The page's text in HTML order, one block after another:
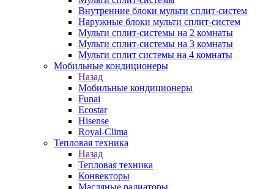
Внутренние блоки мульти сплит-систем
Наружные блоки мульти сплит-систем
Мульти сплит-системы на 2 комнаты
Мульти сплит-системы на 3 комнаты
Мульти сплит системы на 4 комнаты
Мобильные кондиционеры
Назад
Мобильные кондиционеры
Funai
Ecostar
Hisense
Royal-Clima
Тепловая техника
Назад
Тепловая техника
Конвекторы
Масляные радиаторы